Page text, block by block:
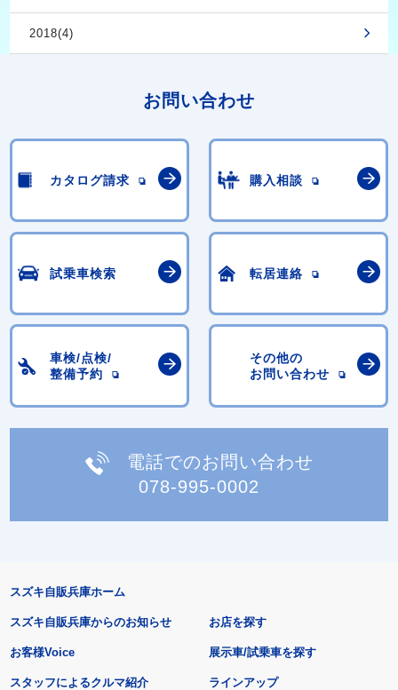
2018(4)
お問い合わせ
カタログ請求 購入相談
試乗車検索 転居連絡
車検/点検/
整備予約
その他の
お問い合わせ
電話でのお問い合わせ
078-995-0002
スズキ自販兵庫ホーム
スズキ自販兵庫からのお知らせ
お客様Voice
スタッフによるクルマ紹介
お店を探す
展示車/試乗車を探す
ラインアップ